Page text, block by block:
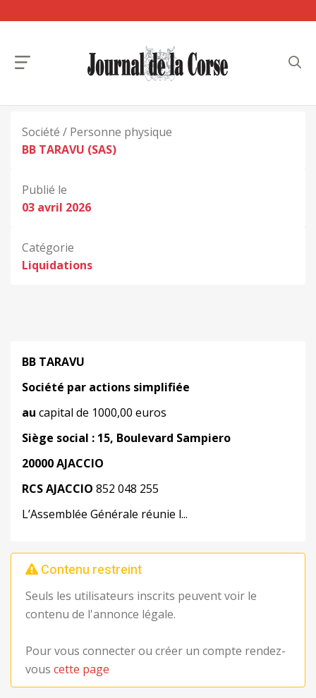
Société / Personne physique
BB TARAVU (SAS)
Publié le
03 avril 2026
Catégorie
Liquidations
BB TARAVU
Société par actions simplifiée
au capital de 1000,00 euros
Siège social : 15, Boulevard Sampiero
20000AJACCIO
RCS AJACCIO 852 048 255
L’Assemblée Générale réunie l...
Contenu restreint
Seuls les utilisateurs inscrits peuvent voir le
contenu de l'annonce légale.
Pour vous connecter ou créer un compte rendez-
vous cette page